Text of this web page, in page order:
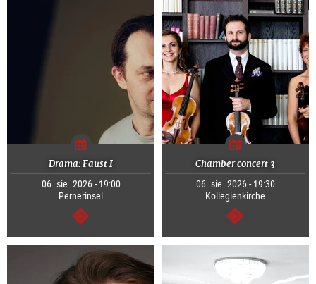
Drama: Faust I
06. sie. 2026 - 19:00
Pernerinsel
dalej
Chamber concert 3
06. sie. 2026 - 19:30
Kollegienkirche
dalej